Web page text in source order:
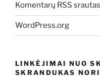
Komentarų RSS srautas
WordPress.org
LINKĖJIMAI NUO
SKRANDUKAS